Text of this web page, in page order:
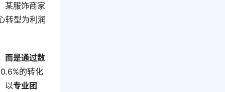
某服饰商家
转型为利润
而是通过数
的转化
以专业团